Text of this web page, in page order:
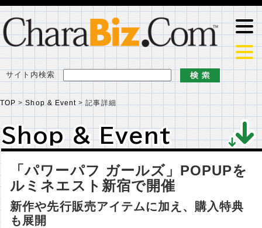
サイト内検索
TOP >Shop & Event >記事詳細
Shop & Event
Shop & Event
「パワーパフ ガールズ」POPUPを
ルミネエスト新宿で開催
新作や先行販売アイテムに加え、購入特典
も展開